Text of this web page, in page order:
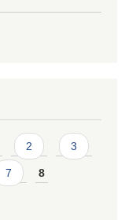
2 3
7 8